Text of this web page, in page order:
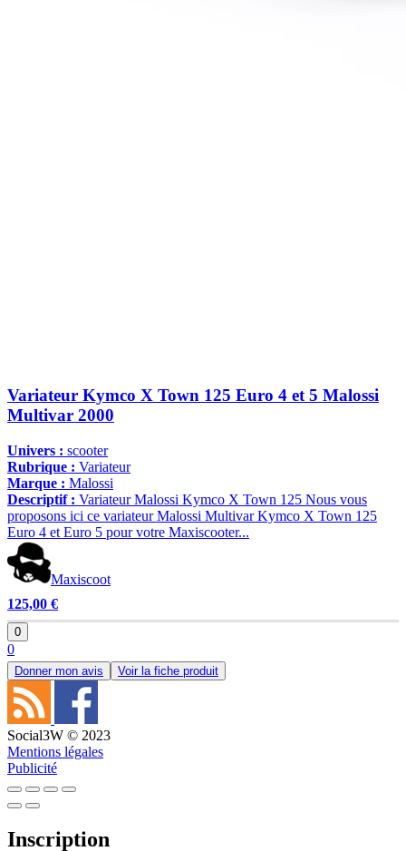
Variateur Kymco X Town 125 Euro 4 et 5 Malossi
Multivar 2000
Univers : scooter
Rubrique : Variateur
Marque : Malossi
Descriptif : Variateur Malossi Kymco X Town 125 Nous vous
proposons ici ce variateur Malossi Multivar Kymco X Town 125
Euro 4 et Euro 5 pour votre Maxiscooter...
Maxiscoot
125,00 €
0
0
Donner mon avis Voir la fiche produit
Social3W © 2023
Mentions légales
Publicité
Inscription